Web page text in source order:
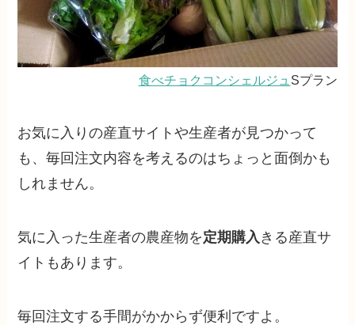
食べチョクコンシェルジュ Sプラン
お気に入りの産直サイトや生産者が見つかって
も、毎回注文内容を考えるのはちょっと面倒かも
しれません。
気に入った生産者の農産物を定期購入きる産直サ
イトもあります。
毎回注文する手間がかからず便利ですよ。